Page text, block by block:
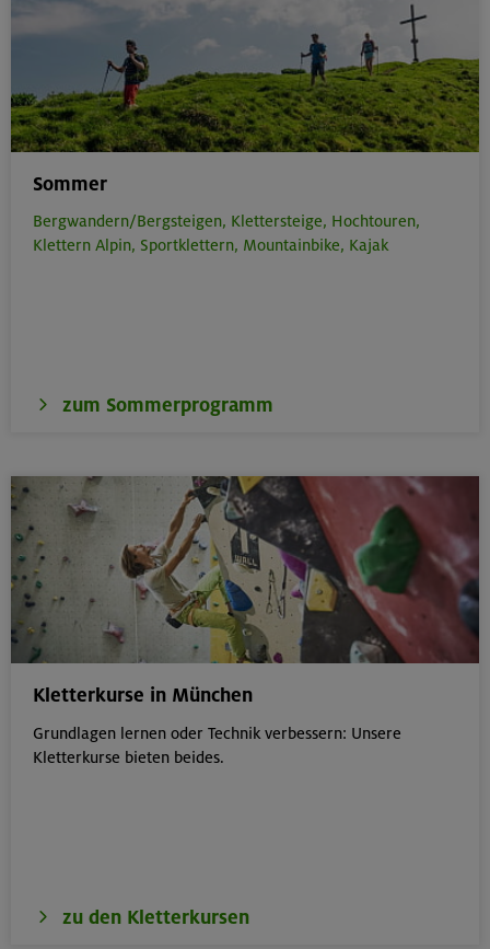
Sommer
Bergwandern/Bergsteigen, Klettersteige, Hochtouren,
Klettern Alpin, Sportklettern, Mountainbike, Kajak
zum Sommerprogramm
Kletterkurse in München
Grundlagen lernen oder Technik verbessern: Unsere
Kletterkurse bieten beides.
zu den Kletterkursen